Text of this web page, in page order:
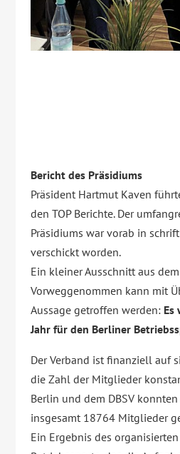
Bericht des Präsidiums
Präsident Hartmut Kaven
den TOP Berichte. Der
Präsidiums war vorab in
verschickt worden.
Ein kleiner Ausschnitt aus
Vorweggenommen kann mit
Aussage getroffen werden: Es
Jahr für den Berliner
Der Verband ist finanziell auf
die Zahl der Mitglieder
Berlin und dem DBSV
insgesamt 18764 Mitglieder
Ein Ergebnis des